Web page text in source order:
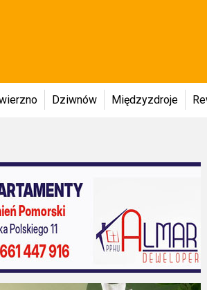
Dziwnów Międzyzdroje